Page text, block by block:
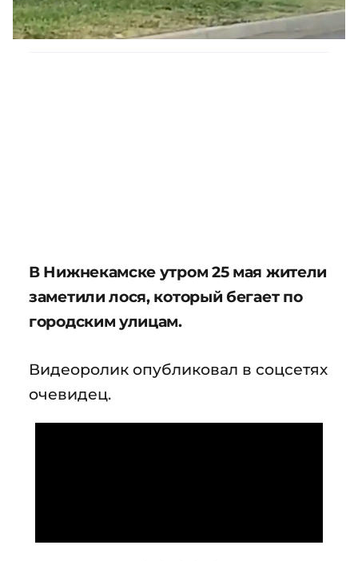
В Нижнекамске утром 25 мая жители
заметили лося, который бегает по
городским улицам.
Видеоролик опубликовал в соцсетях
очевидец.